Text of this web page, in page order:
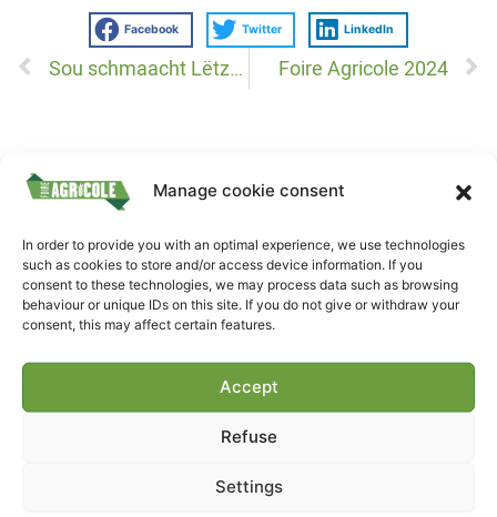
Manage cookie consent
In order to provide you with an optimal experience, we use technologies
such as cookies to store and/or access device information. If you
consent to these technologies, we may process data such as browsing
behaviour or unique IDs on this site. If you do not give or withdraw your
consent, this may affect certain features.
Accept
Refuse
Settings
Facebook Twitter LinkedIn
Sou schmaacht Lëtzebuerg! Foire Agricole 2024